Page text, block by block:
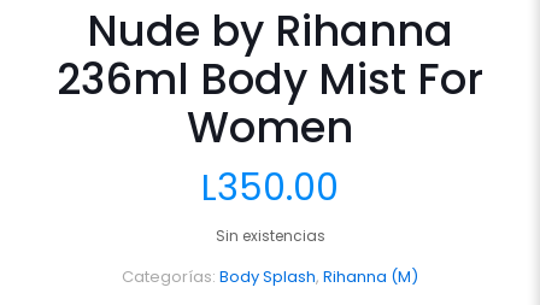
Nude by Rihanna
236ml Body Mist For
Women
L350.00
Sin existencias
Categorías: Body Splash, Rihanna (M)